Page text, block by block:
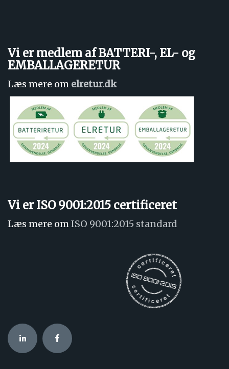
Vi er medlem af BATTERI-, EL- og
EMBALLAGERETUR
Læs mere om elretur.dk
Vi er ISO 9001:2015 certificeret
Læs mere omISO 9001:2015 standard